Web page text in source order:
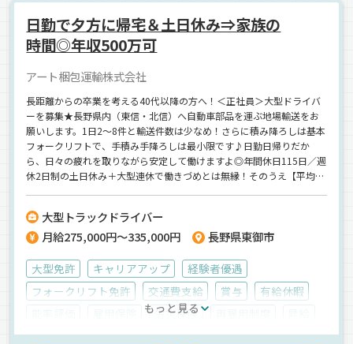
日勤で夕方に帰宅＆土日休み⇒家族の
時間◎年収500万可
アート梱包運輸株式会社
長距離からの卒業を考える40代以降の方へ！＜正社員＞大型ドライバ
ーを募集★長野県内（東信・北信）へ自動車部品を運ぶ地場輸送をお
願いします。1日2～8件と輸送件数は少なめ！さらに積み降ろしは基本
フォークリフトで、手積み手降ろしは最小限です♪日勤日帰りだか
ら、日々の疲れを取りながら安定して働けますよ◎年間休日115日／週
休2日制の土日休み＋大型連休で働きづめとは無縁！そのうえ【平均月
／そんな“ペースダウン転職”にぴったりの環境です。＜20代～50代と
幅広い世代が活躍中＞
大型トラックドライバー
月給275,000円～335,000円
長野県東御市
大型免許 キャリアアップ
経験者優遇
フォークリフト免許
交通費支給 賞与
有給休暇
労災保険
健康保険
社内イベント 食費補助
マイカー通勤可
もっと見る